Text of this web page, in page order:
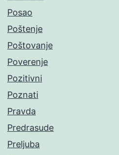
Posao
Poštenje
Poštovanje
Poverenje
Pozitivni
Poznati
Pravda
Predrasude
Preljuba